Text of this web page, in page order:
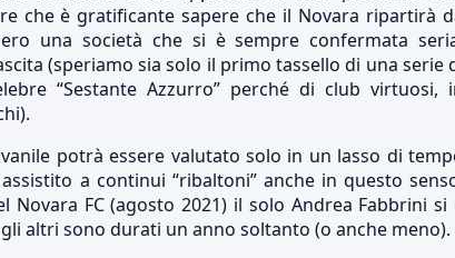
che è gratificante sapere che il Novara ripartirà
una società che si è sempre confermata
(speriamo sia solo il primo tassello di una serie
“Sestante Azzurro” perché di club virtuosi,
potrà essere valutato solo in un lasso di
a continui “ribaltoni” anche in questo
Novara FC (agosto 2021) il solo Andrea Fabbrini si
altri sono durati un anno soltanto (o anche meno).